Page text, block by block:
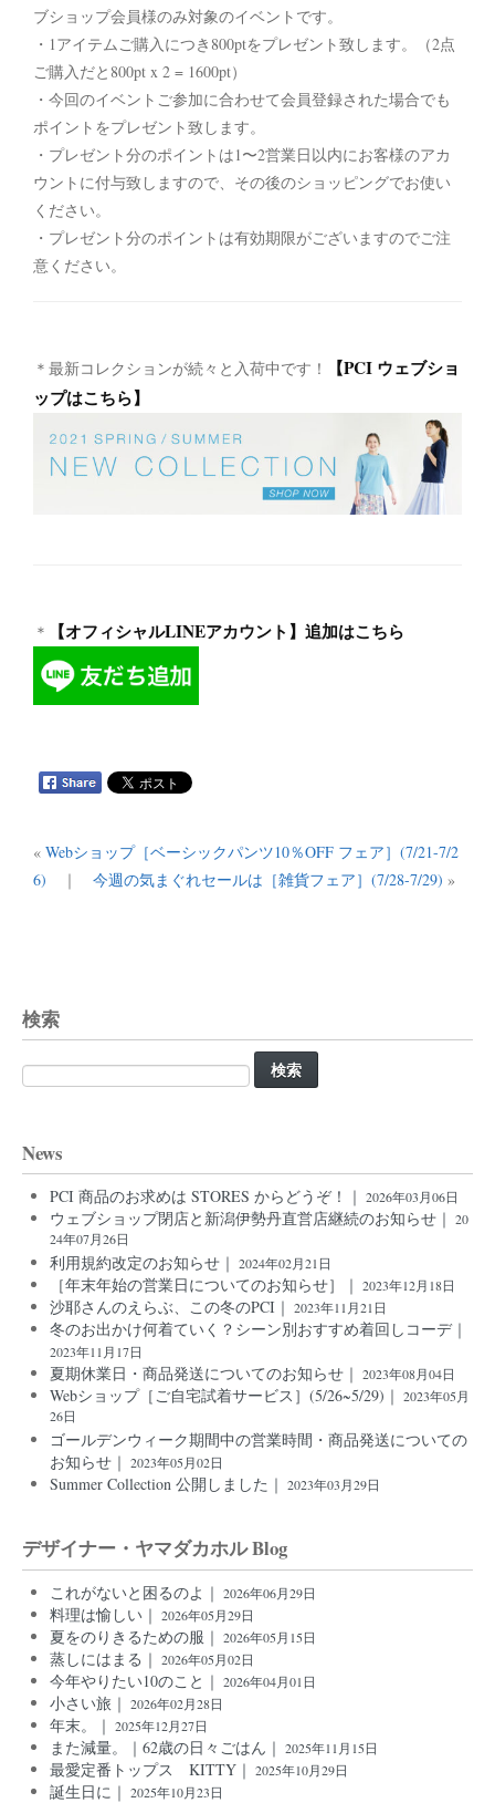
ブショップ会員様のみ対象のイベントです。
・1アイテムご購入につき800ptをプレゼント致します。（2点
ご購入だと800pt x 2 = 1600pt）
・今回のイベントご参加に合わせて会員登録された場合でも
ポイントをプレゼント致します。
・プレゼント分のポイントは1〜2営業日以内にお客様のアカ
ウントに付与致しますので、その後のショッピングでお使い
ください。
・プレゼント分のポイントは有効期限がございますのでご注
意ください。
＊最新コレクションが続々と入荷中です！
【PCI ウェブショ
ップはこちら】
＊ 【オフィシャルLINEアカウント】追加はこちら
« Webショップ［ベーシックパンツ10％OFF フェア］(7/21-7/2
6) ｜ 今週の気まぐれセールは［雑貨フェア］(7/28-7/29) »
検索
検
索:
News
PCI 商品のお求めは STORES からどうぞ！｜ 2026年03月06日
ウェブショップ閉店と新潟伊勢丹直営店継続のお知らせ｜ 20
24年07月26日
利用規約改定のお知らせ｜ 2024年02月21日
［年末年始の営業日についてのお知らせ］｜ 2023年12月18日
沙耶さんのえらぶ、この冬のPCI｜ 2023年11月21日
冬のお出かけ何着ていく？シーン別おすすめ着回しコーデ｜
2023年11月17日
夏期休業日・商品発送についてのお知らせ｜ 2023年08月04日
Webショップ［ご自宅試着サービス］(5/26~5/29)｜ 2023年05月
26日
ゴールデンウィーク期間中の営業時間・商品発送についての
お知らせ｜ 2023年05月02日
Summer Collection 公開しました｜ 2023年03月29日
デザイナー・ヤマダカホル Blog
これがないと困るのよ｜ 2026年06月29日
料理は愉しい｜ 2026年05月29日
夏をのりきるための服｜ 2026年05月15日
蒸しにはまる｜ 2026年05月02日
今年やりたい10のこと｜ 2026年04月01日
小さい旅｜ 2026年02月28日
年末。｜ 2025年12月27日
また減量。｜62歳の日々ごはん｜ 2025年11月15日
最愛定番トップス KITTY｜ 2025年10月29日
誕生日に｜ 2025年10月23日